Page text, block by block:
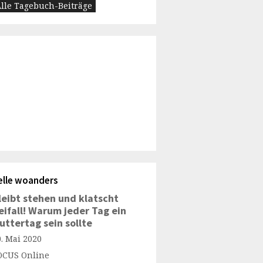
Tagebuch-Beiträge
woanders
stehen und klatscht
Warum jeder Tag ein
sein sollte
Mai 2020
Online